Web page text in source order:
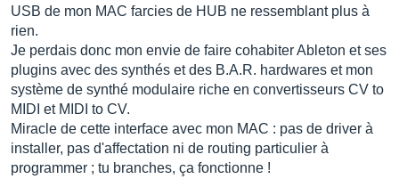
USB de mon MAC farcies de HUB ne ressemblant plus à
rien.
Je perdais donc mon envie de faire cohabiter Ableton et ses
plugins avec des synthés et des B.A.R. hardwares et mon
système de synthé modulaire riche en convertisseurs CV to
MIDI et MIDI to CV.
Miracle de cette interface avec mon MAC : pas de driver à
installer, pas d'affectation ni de routing particulier à
programmer ; tu branches, ça fonctionne !